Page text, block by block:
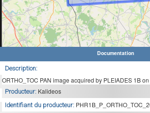
Documentation
Description:
ORTHO_TOC PAN image acquired by PLEIADES 1B
Producteur: Kalideos
Identifiant du producteur: